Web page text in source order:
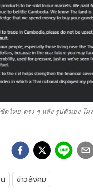
ไทย ตรง ๆ หลัง รูปตัวเอง โผ
ข่าวสังคม